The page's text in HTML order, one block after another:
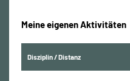
Meine eigenen Aktivitäten
Disziplin / Distanz